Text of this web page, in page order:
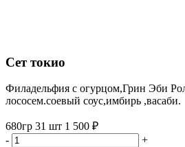
Сет токио
Филадельфия с огурцом,Грин Эби
лососем.соевый соус,имбирь ,васаби.
680гр 31 шт 1 500 ₽
-
+